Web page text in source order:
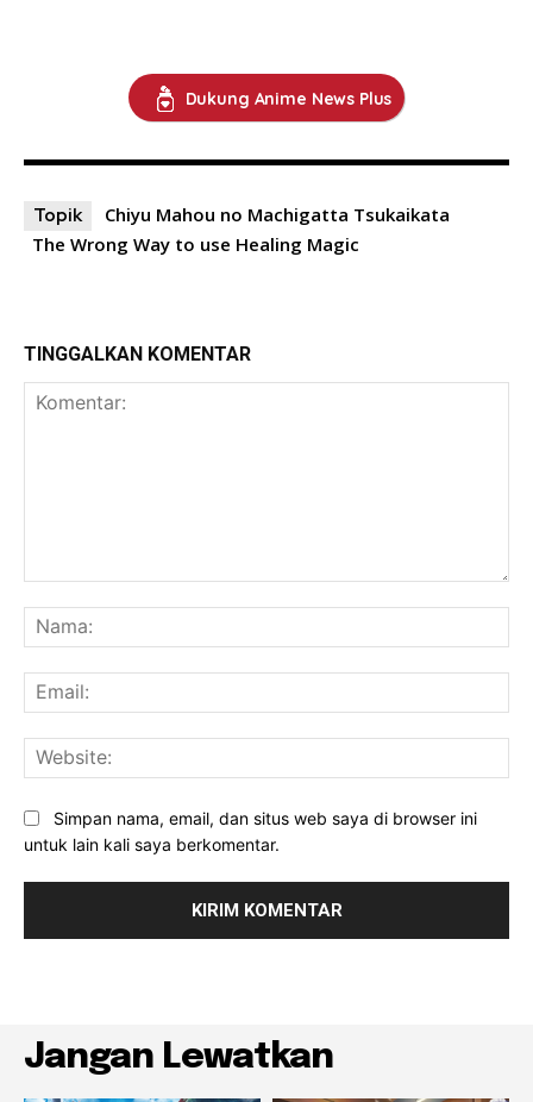
Dukung Anime News Plus
Topik
Chiyu Mahou no Machigatta Tsukaikata
The Wrong Way to use Healing Magic
TINGGALKAN KOMENTAR
Simpan nama, email, dan situs web saya di browser ini
untuk lain kali saya berkomentar.
Jangan Lewatkan